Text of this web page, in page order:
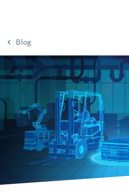
Blog